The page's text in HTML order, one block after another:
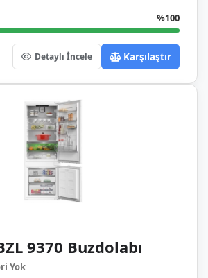
%100
Detaylı İncele Karşılaştır
9370 Buzdolabı
Yok